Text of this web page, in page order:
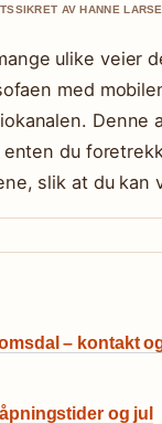
AV HANNE
ulike veier
med
du
slik at du
– kontakt
og jul